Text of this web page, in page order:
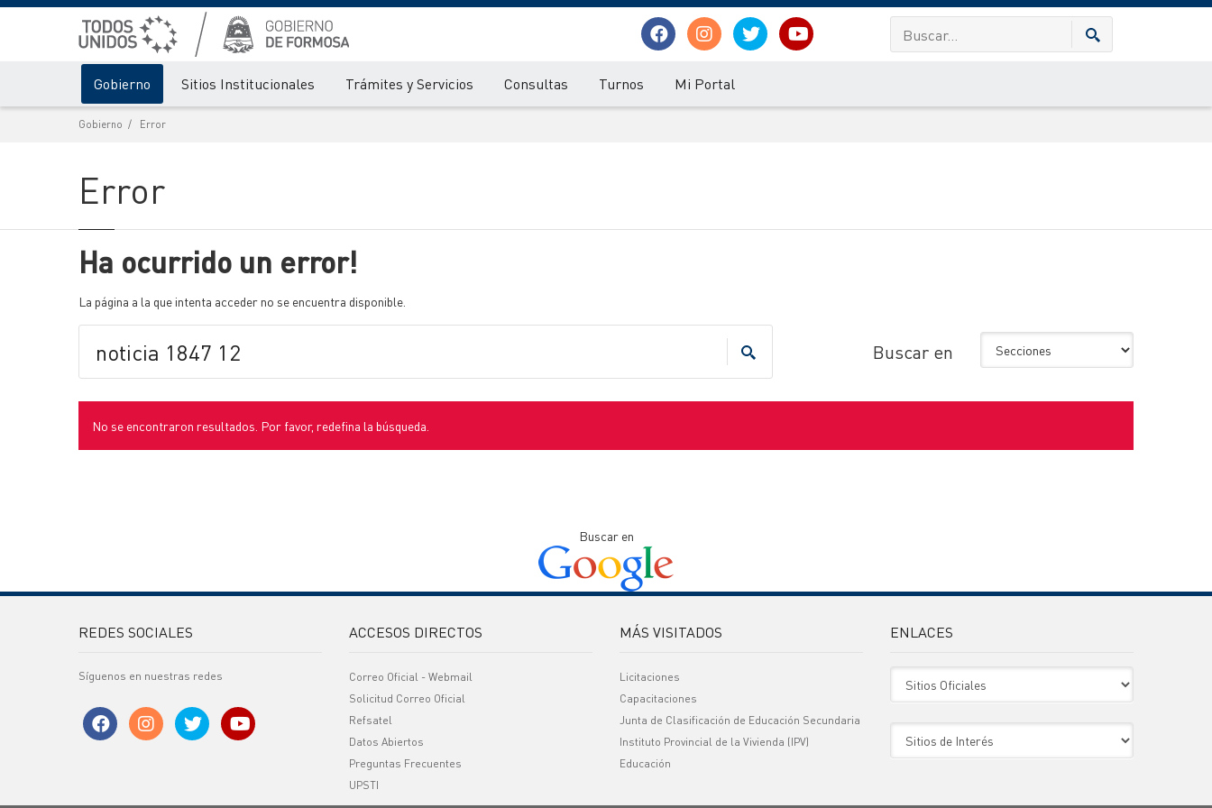
Gobierno Sitios Institucionales Trámites y Servicios Consultas Turnos Mi Portal
Gobierno Error
Error
Ha ocurrido un error!
La página a la que intenta acceder no se encuentra disponible.
Buscar en
No se encontraron resultados. Por favor, redefina la búsqueda.
Buscar en
REDES SOCIALES
Síguenos en nuestras redes
ACCESOS DIRECTOS
Correo Oficial - Webmail
Solicitud Correo Oficial
Refsatel
Datos Abiertos
Preguntas Frecuentes
UPSTI
MÁS VISITADOS
Licitaciones
Capacitaciones
Junta de Clasificación de Educación Secundaria
Instituto Provincial de la Vivienda (IPV)
Educación
ENLACES